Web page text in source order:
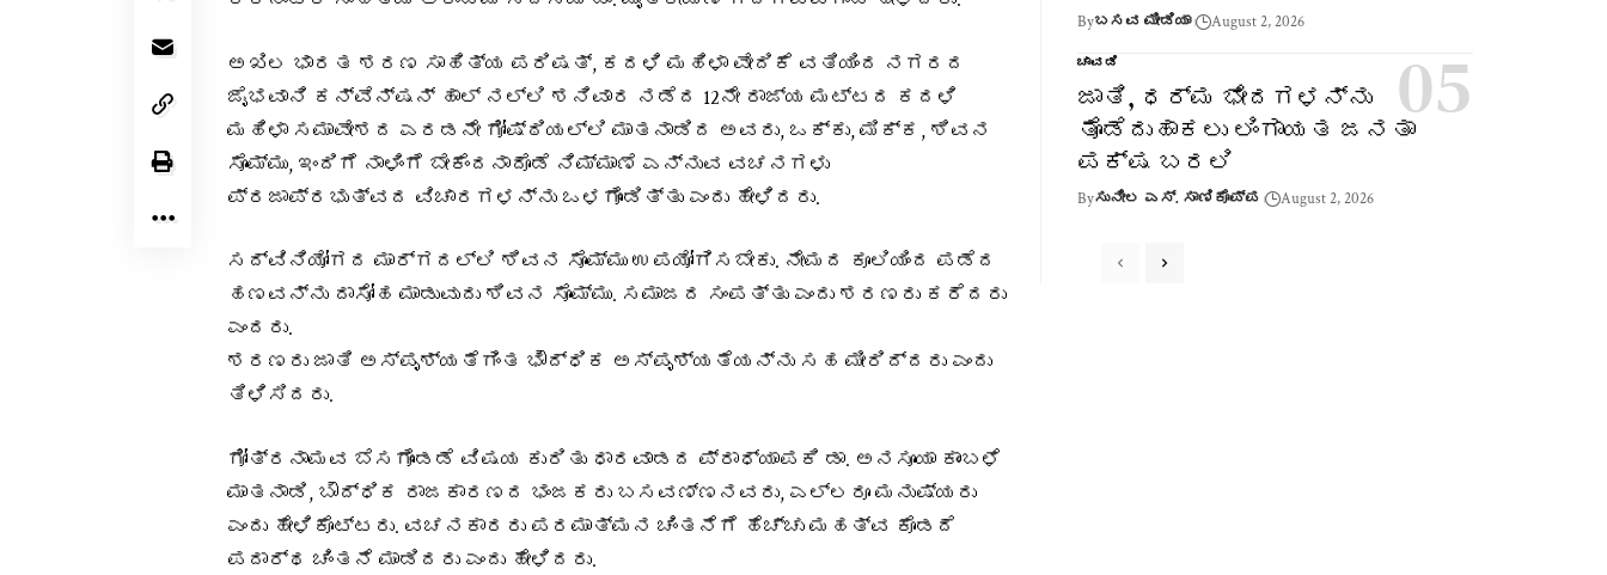
ಅಖಿಲ ಭಾರತ ಶರಣ ಸಾಹಿತ್ಯ ಪರಿಷತ್, ಕದಳಿ ಮಹಿಳಾ ವೇದಿಕೆ ವತಿಯಿಂದ ನಗರದ
ಜೈಭವಾನಿ ಕನ್ವೆನ್ಷನ್‌ ಹಾಲ್ ನಲ್ಲಿ ಶನಿವಾರ ನಡೆದ 12ನೇ ರಾಜ್ಯ ಮಟ್ಟದ ಕದಳಿ
ಮಹಿಳಾ ಸಮಾವೇಶದ ಎರಡನೇ ಗೋಷ್ಠಿಯಲ್ಲಿ ಮಾತನಾಡಿದ ಅವರು, ಒಕ್ಕು, ಮಿಕ್ಕ, ಶಿವನ
ಸೊಮ್ಮು, ಇಂದಿಗೆ ನಾಳಿಂಗೆ ಬೇಕೆಂದನಾದೊಡೆ ನಿಮ್ಮಾಣೆ ಎನ್ನುವ ವಚನಗಳು
ಪ್ರಜಾಪ್ರಭುತ್ವದ ವಿಚಾರಗಳನ್ನು ಒಳಗೊಂಡಿತ್ತು ಎಂದು ಹೇಳಿದರು.
ಸದ್ವಿನಿಯೋಗದ ಮಾರ್ಗದಲ್ಲಿ ಶಿವನ ಸೊಮ್ಮು ಉಪಯೋಗಿಸಬೇಕು.‌ ನೇಮದ ಕೂಲಿಯಿಂದ ಪಡೆದ
ಹಣವನ್ನು ದಾಸೋಹ ಮಾಡುವುದು ಶಿವನ ಸೊಮ್ಮು. ಸಮಾಜದ ಸಂಪತ್ತು ಎಂದು ಶರಣರು ಕರೆದರು
ಎಂದರು.
ಶರಣರು ಜಾತಿ ಅಸ್ಪೃಶ್ಯತೆಗಿಂತ ಭೌದ್ಧಿಕ ಅಸ್ಪೃಶ್ಯತೆಯನ್ನು ಸಹ ಮೀರಿದ್ದರು ಎಂದು
ತಿಳಿಸಿದರು.
ಗೋತ್ರನಾಮವ ಬೆಸಗೊಂಡಡೆ ವಿಷಯ ಕುರಿತು ಧಾರವಾಡದ ಪ್ರಾಧ್ಯಾಪಕಿ ಡಾ.‌ ಅನಸೂಯಾ ಕಾಂಬಳೆ
ಮಾತನಾಡಿ, ಬೌದ್ಧಿಕ ರಾಜಕಾರಣದ ಭಂಜಕರು ಬಸವಣ್ಣನವರು, ಎಲ್ಲರೂ ಮನುಷ್ಯರು
ಎಂದು ಹೇಳಿಕೊಟ್ಟರು. ವಚನಕಾರರು ಪರಮಾತ್ಮನ ಚಿಂತನೆಗೆ ಹೆಚ್ಚು ಮಹತ್ವ ಕೊಡದೆ
ಪದಾರ್ಥ ಚಿಂತನೆ ಮಾಡಿದರು ಎಂದು ಹೇಳಿದರು.
Byಬಸವ ಮೀಡಿಯಾ August 2, 2026
ಚಾವಡಿ
ಜಾತಿ, ಧರ್ಮ ಭೇದಗಳನ್ನು
ತೊಡೆದುಹಾಕಲು ಲಿಂಗಾಯತ ಜನತಾ
ಪಕ್ಷ ಬರಲಿ
Byಸುನೀಲ ಎಸ್. ಸಾಣಿಕೊಪ್ಪ August 2, 2026